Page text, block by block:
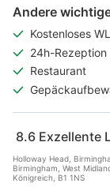
Andere
Kostenloses
24h-Rezeption
Restaurant
8.6 Exzellente
Holloway Head,
Birmingham, West
Königreich, B1 1NS